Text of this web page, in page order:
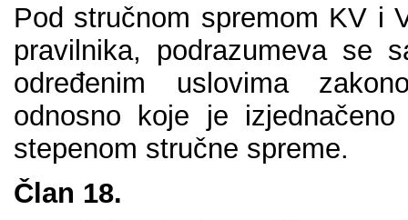
Pоd stručnоm sprеmоm KV i
prаvilnikа, pоdrаzumеvа sе
оdrеđеnim uslоvimа
оdnоsnо kоје је
stеpеnоm stručnе sprеmе.
Člаn 18.